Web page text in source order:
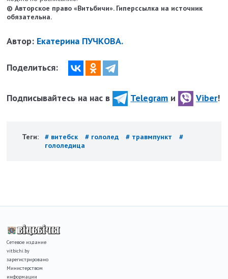
© Авторское право «Витьбичи». Гиперссылка на источник
обязательна.
Автор: Екатерина ПУЧКОВА.
Поделиться:
Подписывайтесь на нас в Telegram и Viber!
Теги: # витебск # гололед # травмпункт
#
гололедица
Сетевое издание
vitbichi.by
зарегистрировано
Министерством
информации